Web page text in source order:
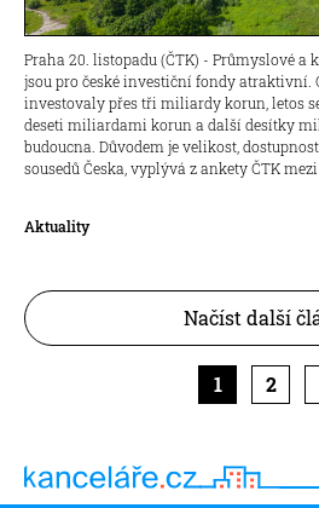
Praha 20. listopadu (ČTK) - Průmyslové a
jsou pro české investiční fondy atraktivní.
investovaly přes tři miliardy korun, letos
deseti miliardami korun a další desítky
budoucna. Důvodem je velikost,
sousedů Česka, vyplývá z ankety ČTK
Aktuality
Načíst další
1 2